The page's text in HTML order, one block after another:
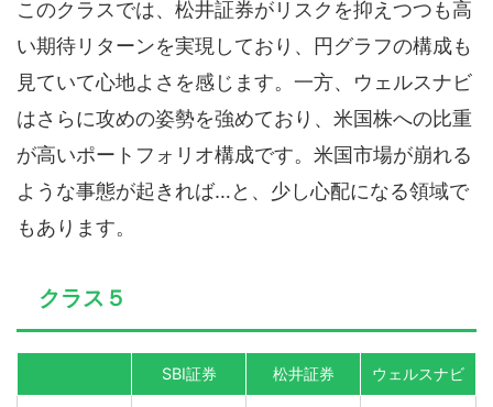
このクラスでは、松井証券がリスクを抑えつつも高
い期待リターンを実現しており、円グラフの構成も
見ていて心地よさを感じます。一方、ウェルスナビ
はさらに攻めの姿勢を強めており、米国株への比重
が高いポートフォリオ構成です。米国市場が崩れる
ような事態が起きれば…と、少し心配になる領域で
もあります。
クラス５
SBI証券 松井証券 ウェルスナビ